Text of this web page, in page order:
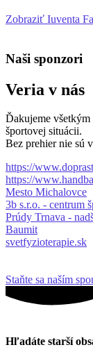
Zobraziť Iuventa
Naši sponzori
Veria v nás
Ďakujeme všetkým
športovej situácii.
Bez prehier nie sú
https://
https://
Mesto Michalovce
3b s.r.o. - centrum
Prúdy Trnava -
Baumit
svetfyzioterapie.sk
Staňte sa naším
Hľadáte starší